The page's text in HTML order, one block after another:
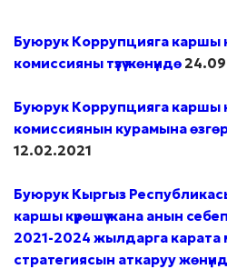
Буюрук Коррупцияга каршы
комиссияны түзүү жөнүндө
Буюрук Коррупцияга каршы
комиссиянын курамына
12.02.2021
Буюрук Кыргыз
каршы күрөшүү жана анын
2021-2024 жылдарга карата
стратегиясын аткаруу